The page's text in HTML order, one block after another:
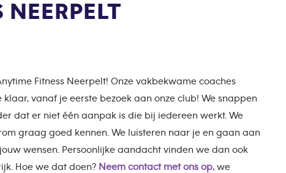
Fitness Neerpelt! Onze vakbekwame coaches
klaar, vanaf je eerste bezoek aan onze club! We snappen
dat er niet één aanpak is die bij iedereen werkt. We
graag goed kennen. We luisteren naar je en gaan aan
wensen. Persoonlijke aandacht vinden we dan ook
Hoe we dat doen? Neem contact met ons op,we